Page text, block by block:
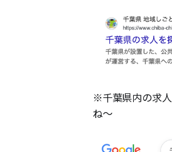
※千葉県内の求
ね〜